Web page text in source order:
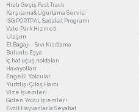
Hızlı Geçiş Fast Track
Karşılama&Uğurlama Servisi
ISG PORTPAL Sadakat Programı
Vale Park Hizmeti
Ulaşım
El Bagajı - Sıvı Kısıtlama
Buluntu Eşya
İç hat uçuş noktaları
Havayolları
Engelli Yolcular
Yurtdışı Çıkış Harcı
Vize İşlemleri
Giden Yolcu İşlemleri
Evcil Hayvanlarla Seyahat